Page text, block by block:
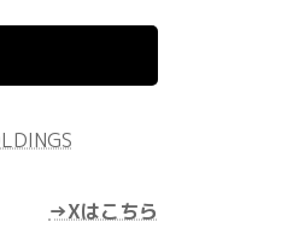
→Xはこちら